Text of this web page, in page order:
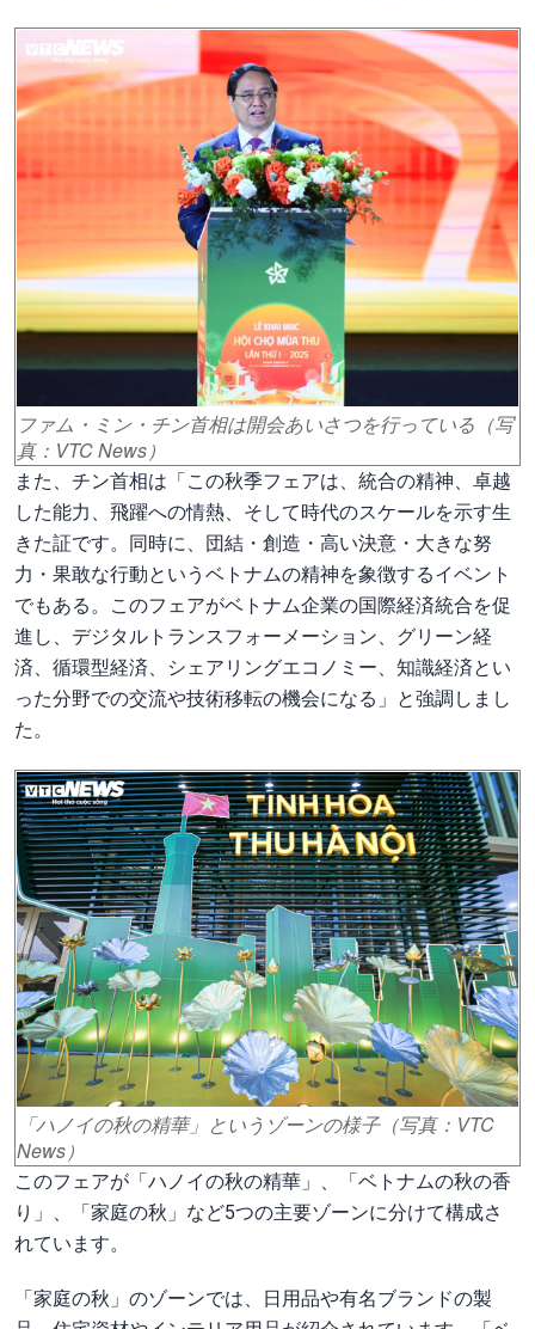
ファム・ミン・チン首相は開会あいさつを行っている（写
真：VTC News）
また、チン首相は「この秋季フェアは、統合の精神、卓越
した能力、飛躍への情熱、そして時代のスケールを示す生
きた証です。同時に、団結・創造・高い決意・大きな努
力・果敢な行動というベトナムの精神を象徴するイベント
でもある。このフェアがベトナム企業の国際経済統合を促
進し、デジタルトランスフォーメーション、グリーン経
済、循環型経済、シェアリングエコノミー、知識経済とい
った分野での交流や技術移転の機会になる」と強調しまし
た。
「ハノイの秋の精華」というゾーンの様子（写真：VTC
News）
このフェアが「ハノイの秋の精華」、「ベトナムの秋の香
り」、「家庭の秋」など5つの主要ゾーンに分けて構成さ
れています。
「家庭の秋」のゾーンでは、日用品や有名ブランドの製